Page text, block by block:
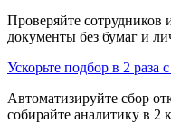
Проверяйте сотрудников
документы без бумаг и
Ускорьте подбор в 2 раза
Автоматизируйте сбор
собирайте аналитику в 2